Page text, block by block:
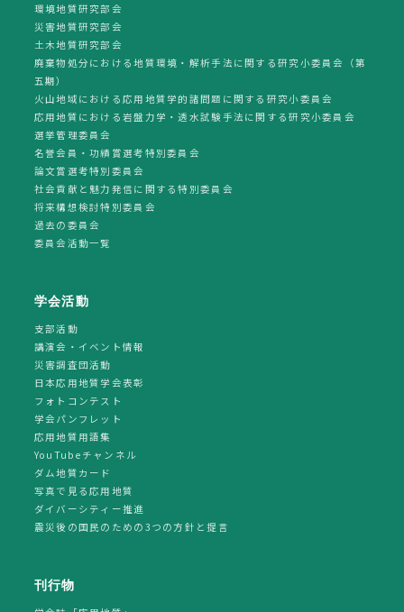
環境地質研究部会
災害地質研究部会
土木地質研究部会
廃棄物処分における地質環境・解析手法に関する研究小委員会（第
五期）
火山地域における応用地質学的諸問題に関する研究小委員会
応用地質における岩盤力学・透水試験手法に関する研究小委員会
選挙管理委員会
名誉会員・功績賞選考特別委員会
論文賞選考特別委員会
社会貢献と魅力発信に関する特別委員会
将来構想検討特別委員会
過去の委員会
委員会活動一覧
学会活動
支部活動
講演会・イベント情報
災害調査団活動
日本応用地質学会表彰
フォトコンテスト
学会パンフレット
応用地質用語集
YouTubeチャンネル
ダム地質カード
写真で見る応用地質
ダイバーシティー推進
震災後の国民のための3つの方針と提言
刊行物